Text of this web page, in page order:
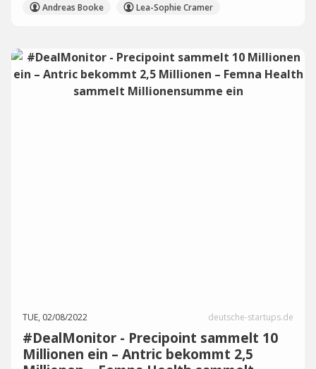
Andreas Booke
Lea-Sophie Cramer
TUE, 02/08/2022 deutsche-startups.de
#DealMonitor - Precipoint sammelt 10
Millionen ein – Antric bekommt 2,5